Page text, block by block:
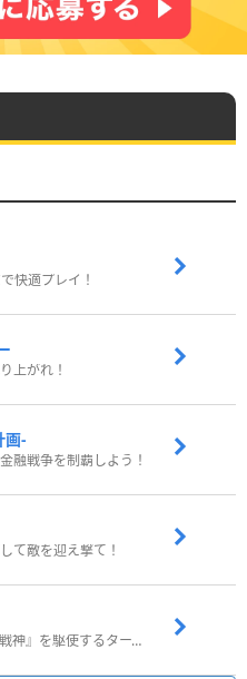
快適プレイ！
上がれ！
画-
融戦争を制覇しよう！
て敵を迎え撃て！
武器の『アビリティ』と『戦神』を駆使するターン制コマンドバトルRPG！